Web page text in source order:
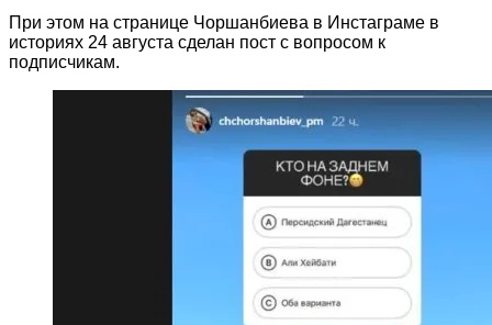
При этом на странице Чоршанбиева в Инстаграме в
историях 24 августа сделан пост с вопросом к
подписчикам.